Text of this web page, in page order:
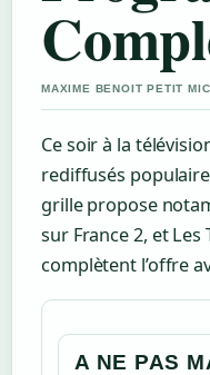
MAXIME BENOIT PETIT
Ce soir à la
rediffusés
grille propose
sur France 2, et
complètent l’offre
A NE PAS